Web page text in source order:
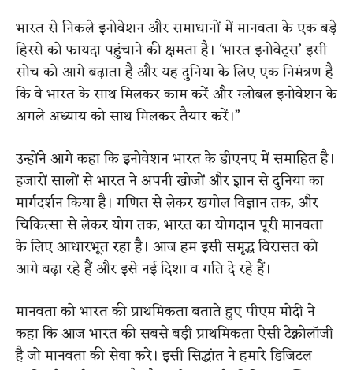
भारत से निकले इनोवेशन और समाधानों में मानवता के एक बड़े
हिस्से को फायदा पहुंचाने की क्षमता है। ‘भारत इनोवेट्स’ इसी
सोच को आगे बढ़ाता है और यह दुनिया के लिए एक निमंत्रण है
कि वे भारत के साथ मिलकर काम करें और ग्लोबल इनोवेशन के
अगले अध्याय को साथ मिलकर तैयार करें।”
उन्होंने आगे कहा कि इनोवेशन भारत के डीएनए में समाहित है।
हजारों सालों से भारत ने अपनी खोजों और ज्ञान से दुनिया का
मार्गदर्शन किया है। गणित से लेकर खगोल विज्ञान तक, और
चिकित्सा से लेकर योग तक, भारत का योगदान पूरी मानवता
के लिए आधारभूत रहा है। आज हम इसी समृद्ध विरासत को
आगे बढ़ा रहे हैं और इसे नई दिशा व गति दे रहे हैं।
मानवता को भारत की प्राथमिकता बताते हुए पीएम मोदी ने
कहा कि आज भारत की सबसे बड़ी प्राथमिकता ऐसी टेक्नोलॉजी
है जो मानवता की सेवा करे। इसी सिद्धांत ने हमारे डिजिटल